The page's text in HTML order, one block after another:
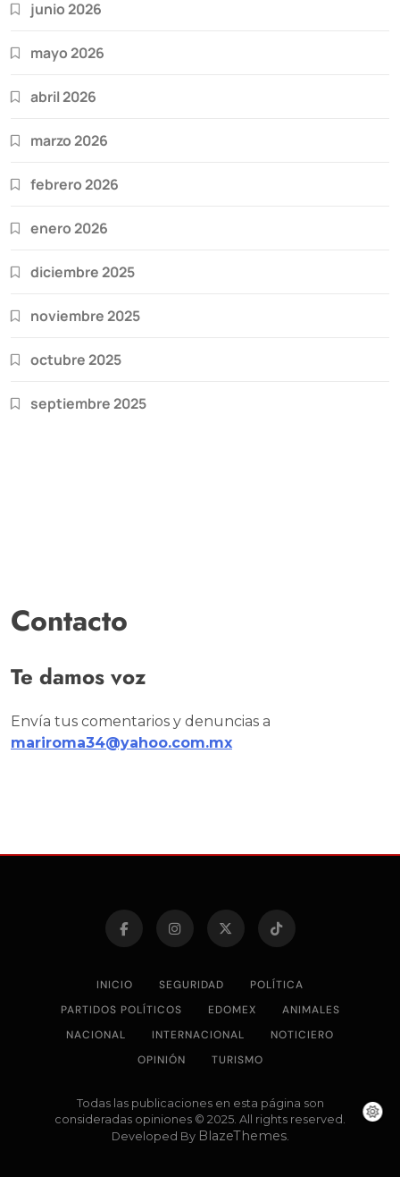
junio 2026
mayo 2026
abril 2026
marzo 2026
febrero 2026
enero 2026
diciembre 2025
noviembre 2025
octubre 2025
septiembre 2025
Contacto
Te damos voz
Envía tus comentarios y denuncias a
mariroma34@yahoo.com.mx
INICIO SEGURIDAD
POLÍTICA
PARTIDOS POLÍTICOS
EDOMEX
ANIMALES
NACIONAL
INTERNACIONAL
NOTICIERO
OPINIÓN
TURISMO
Todas las publicaciones en esta página son
consideradas opiniones © 2025. All rights reserved.
Developed By BlazeThemes.